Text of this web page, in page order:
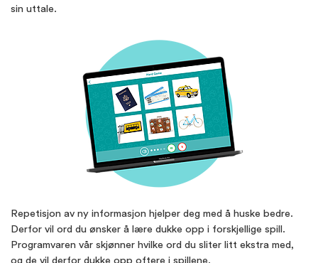
sin uttale.
Repetisjon av ny informasjon hjelper deg med å huske bedre.
Derfor vil ord du ønsker å lære dukke opp i forskjellige spill.
Programvaren vår skjønner hvilke ord du sliter litt ekstra med,
og de vil derfor dukke opp oftere i spillene.